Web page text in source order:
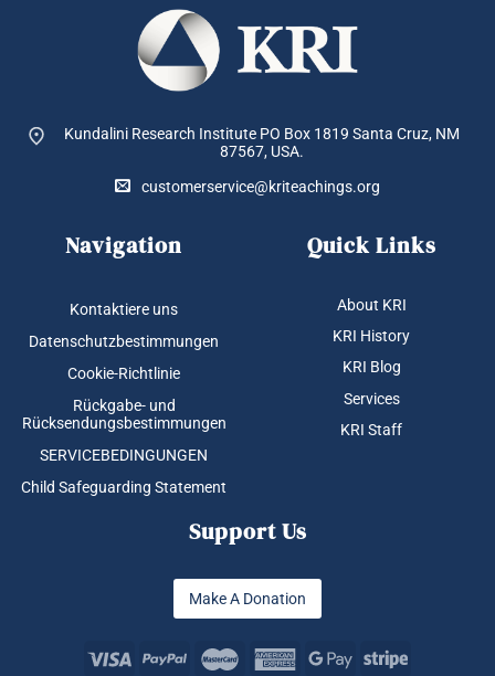
Kundalini Research Institute PO Box 1819 Santa Cruz, NM
87567, USA.
customerservice@kriteachings.org
Navigation
Kontaktiere uns
Datenschutzbestimmungen
Cookie-Richtlinie
Rückgabe- und
Rücksendungsbestimmungen
SERVICEBEDINGUNGEN
Child Safeguarding Statement
Quick Links
About KRI
KRI History
KRI Blog
Services
KRI Staff
Support Us
Make A Donation